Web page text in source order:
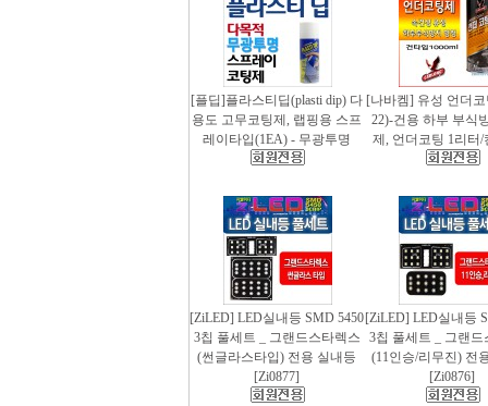
[플딥]플라스티딥(plasti dip) 다
용도 고무코팅제, 랩핑용 스프
레이타입(1EA) - 무광투명
[나바켐] 유성 언더
22)-건용 하부 부식
제, 언더코팅 1리터/
[ZiLED] LED실내등 SMD 5450
3칩 풀세트 _ 그랜드스타렉스
(썬글라스타입) 전용 실내등
[Zi0877]
[ZiLED] LED실내등
3칩 풀세트 _ 그랜드
(11인승/리무진) 전
[Zi0876]